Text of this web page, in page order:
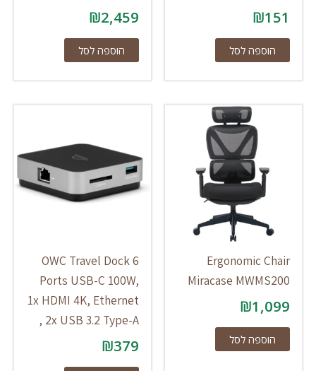
₪151
הוספה לסל
₪2,459
הוספה לסל
Ergonomic Chair
Miracase MWMS200
₪1,099
הוספה לסל
OWC Travel Dock 6
Ports USB-C 100W,
1x HDMI 4K, Ethernet
, 2x USB 3.2 Type-A
₪379